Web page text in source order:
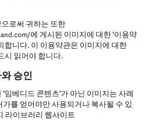
로써 귀하는 또한
에 게시된 이미지에 대한 ‘이용약
합니다. 이 이용약관은 이미지에 대한
시 읽어야 합니다.
승인
임베디드 콘텐츠’가 아닌 이미지는 사례
가를 얻어야만 사용되거나 복사될 수 있
라이브러리 웹사이트